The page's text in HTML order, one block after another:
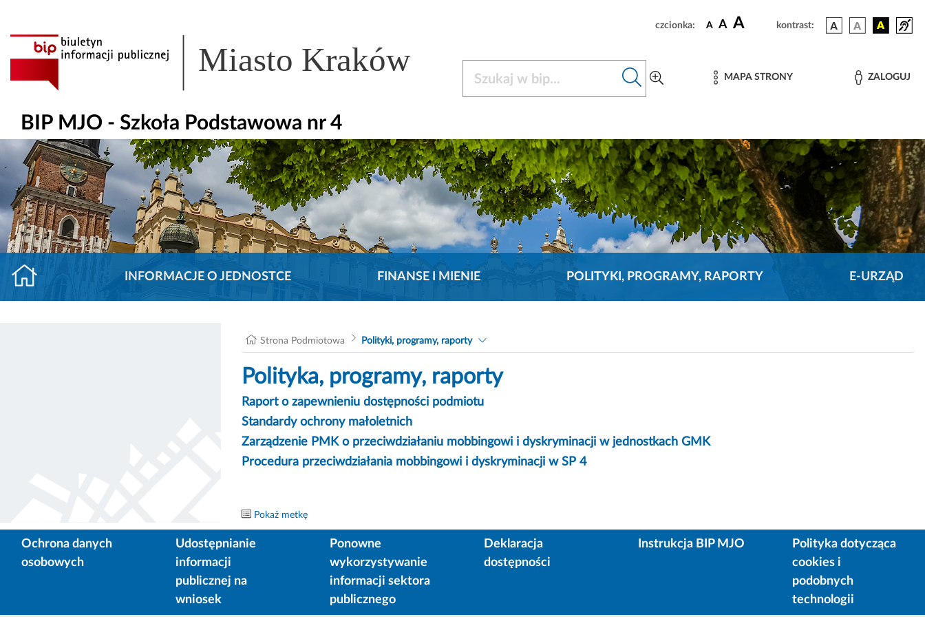
czcionka: A A A kontrast:
Miasto Kraków MAPA STRONY ZALOGUJ
BIP MJO - Szkoła Podstawowa nr 4
INFORMACJE O JEDNOSTCE FINANSE I MIENIE POLITYKI, PROGRAMY, RAPORTY E-URZĄD
Strona Podmiotowa Polityki, programy, raporty
Polityka, programy, raporty
Raport o zapewnieniu dostępności podmiotu
Standardy ochrony małoletnich
Zarządzenie PMK o przeciwdziałaniu mobbingowi i dyskryminacji w jednostkach GMK
Procedura przeciwdziałania mobbingowi i dyskryminacji w SP 4
Pokaż metkę
Ochrona danych
osobowych
Udostępnianie
informacji
publicznej na
wniosek
Ponowne
wykorzystywanie
informacji sektora
publicznego
Deklaracja
dostępności
Instrukcja BIP MJO
Polityka dotycząca
cookies i
podobnych
technologii